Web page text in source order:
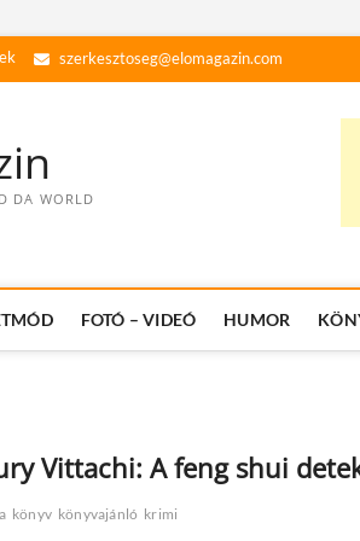
szerkesztoseg@elomagazin.com
DA WORLD
FOTÓ – VIDEÓ HUMOR
Vittachi: A feng shui
könyv könyvajánló krimi